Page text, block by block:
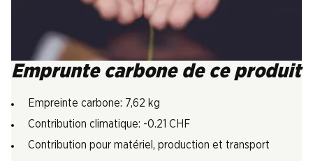
Emprunte carbone de ce produit
Empreinte carbone: 7,62 kg
Contribution climatique: -0.21 CHF
Contribution pour matériel, production et transport